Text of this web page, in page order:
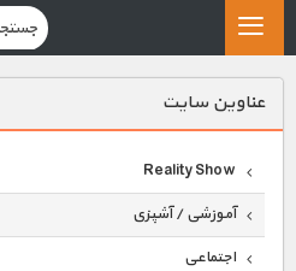
عناوين سايت
Reality Show
آموزشی / آشپزی
اجتماعی